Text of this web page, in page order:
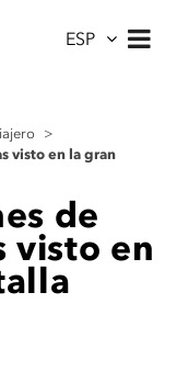
ESP
>
visto en la gran
de
visto en